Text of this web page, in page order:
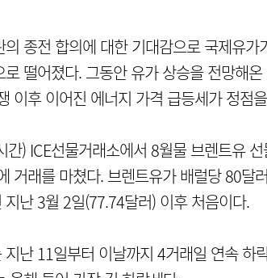
의 종전 합의에 대한 기대감으로 국제유
로 떨어졌다. 그동안 유가 상승을 전망해
이후 이어진 에너지 가격 급등세가 정점
간) ICE선물거래소에서 8월물 브렌트유
거래를 마쳤다. 브렌트유가 배럴당 80달
지난 3월 2일(77.74달러) 이후 처음이다.
지난 11일부터 이날까지 4거래일 연속 하